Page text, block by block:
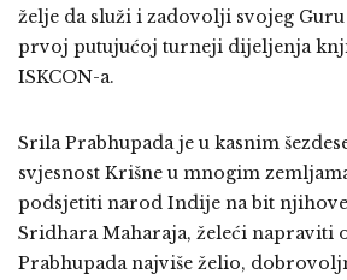
želje da služi i zadovolji svojeg
prvoj putujućoj turneji dijeljenja
ISKCON-a.
Srila Prabhupada je u kasnim
svjesnost Krišne u mnogim
podsjetiti narod Indije na bit
Sridhara Maharaja, želeći napraviti
Prabhupada najviše želio,